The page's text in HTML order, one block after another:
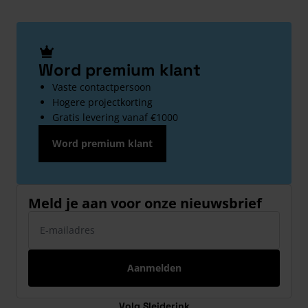
Word premium klant
Vaste contactpersoon
Hogere projectkorting
Gratis levering vanaf €1000
Word premium klant
Meld je aan voor onze nieuwsbrief
Aanmelden